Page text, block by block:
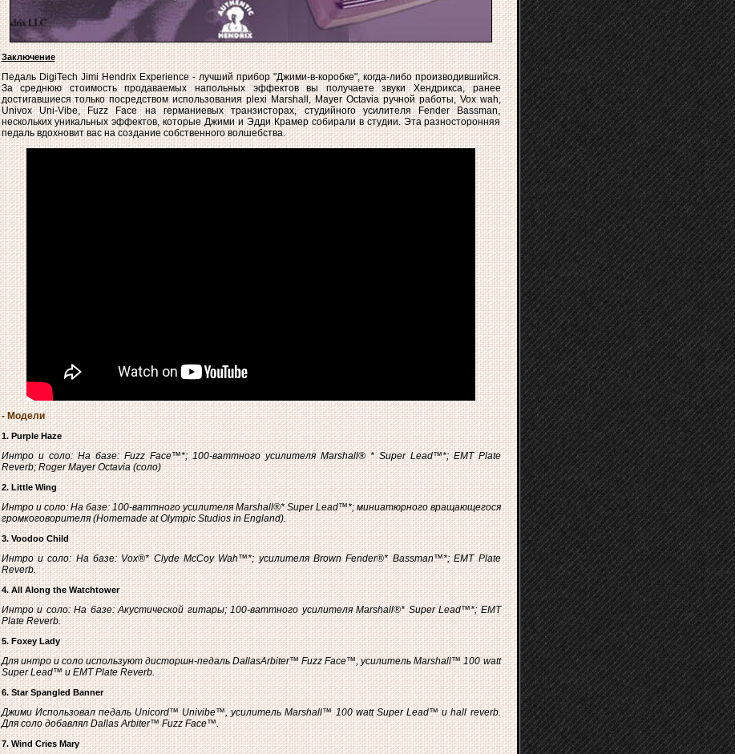
Заключение
Педаль DigiTech Jimi Hendrix Experience - лучший прибор "Джими-в-коробке", когда-либо производившийся.
За среднюю стоимость продаваемых напольных эффектов вы получаете звуки Хендрикса, ранее
достигавшиеся только посредством использования plexi Marshall, Mayer Octavia ручной работы, Vox wah,
Univox Uni-Vibe, Fuzz Face на германиевых транзисторах, студийного усилителя Fender Bassman,
нескольких уникальных эффектов, которые Джими и Эдди Крамер собирали в студии. Эта разносторонняя
педаль вдохновит вас на создание собственного волшебства.
- Модели
1. Purple Haze
Интро и соло: На базе: Fuzz Face™*; 100-ваттного усилителя Marshall® * Super Lead™*; EMT Plate
Reverb; Roger Mayer Octavia (соло)
2. Little Wing
Интро и соло: На базе: 100-ваттного усилителя Marshall®* Super Lead™*; миниатюрного вращающегося
громкоговорителя (Homemade at Olympic Studios in England).
3. Voodoo Child
Интро и соло: На базе: Vox®* Clyde McCoy Wah™*; усилителя Brown Fender®* Bassman™*; EMT Plate
Reverb.
4. All Along the Watchtower
Интро и соло: На базе: Акустической гитары; 100-ваттного усилителя Marshall®* Super Lead™*; EMT
Plate Reverb.
5. Foxey Lady
Для интро и соло используют дисторшн-педаль DallasArbiter™ Fuzz Face™, усилитель Marshall™ 100 watt
Super Lead™ и EMT Plate Reverb.
6. Star Spangled Banner
Джими Использовал педаль Unicord™ Univibe™, усилитель Marshall™ 100 watt Super Lead™ и hall reverb.
Для соло добавлял Dallas Arbiter™ Fuzz Face™.
7. Wind Cries Mary